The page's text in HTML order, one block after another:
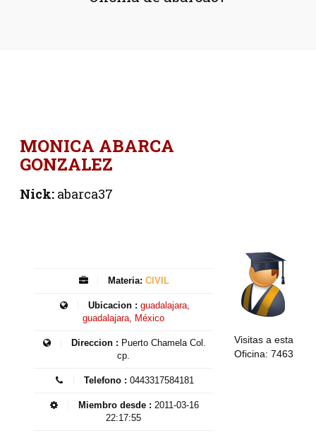
MONICA ABARCA
GONZALEZ
Nick:abarca37
Materia: CIVIL
Ubicacion : guadalajara,
guadalajara, México
Direccion : Puerto Chamela Col.
cp.
Telefono : 0443317584181
Miembro desde : 2011-03-16
22:17:55
Visitas a esta
Oficina: 7463